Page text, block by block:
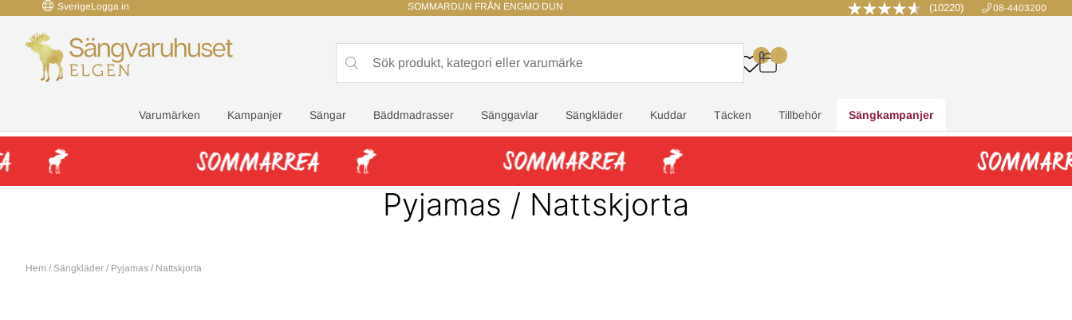
SverigeLogga in SOMMARDUN FRÅN ENGMO DUN (10220) 08-4403200
0
..
Varumärken Kampanjer Sängar Bäddmadrasser Sänggavlar Sängkläder Kuddar Täcken Tillbehör Sängkampanjer
Pyjamas / Nattskjorta
Hem / Sängkläder / Pyjamas / Nattskjorta